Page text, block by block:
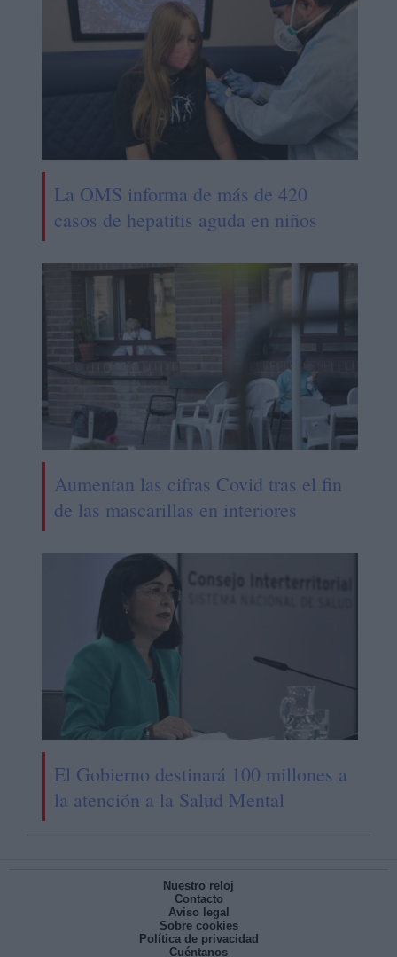
La OMS informa de más de 420
casos de hepatitis aguda en niños
Aumentan las cifras Covid tras el fin
de las mascarillas en interiores
El Gobierno destinará 100 millones a
la atención a la Salud Mental
Nuestro reloj
Contacto
Aviso legal
Sobre cookies
Política de privacidad
Cuéntanos